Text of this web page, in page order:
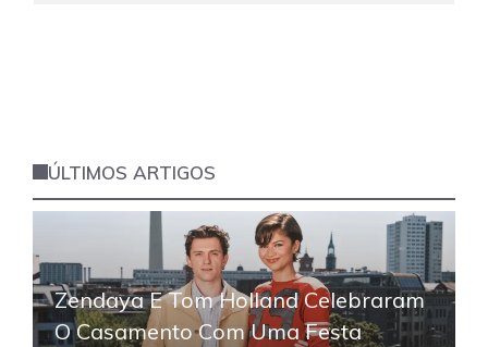
ÚLTIMOS ARTIGOS
Zendaya E Tom Holland Celebraram
O Casamento Com Uma Festa